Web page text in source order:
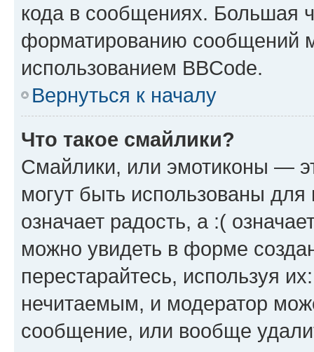
кода в сообщениях. Большая
форматированию сообщений
использованием BBCode.
Вернуться к началу
Что такое смайлики?
Смайлики, или эмотиконы —
могут быть использованы
означает радость, а :(
можно увидеть в форме
перестарайтесь, используя
нечитаемым, и модератор
сообщение, или вообще